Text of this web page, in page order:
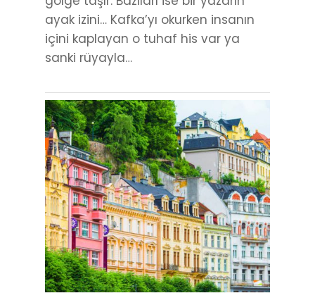
ayak izini… Kafka’yı okurken insanın
içini kaplayan o tuhaf his var ya
sanki rüyayla…